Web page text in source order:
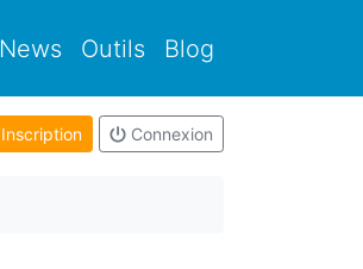
News Outils Blog
Inscription Connexion